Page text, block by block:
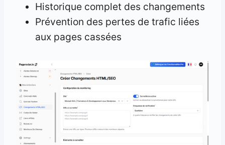
Historique complet des changements
Prévention des pertes de trafic liées
aux pages cassées